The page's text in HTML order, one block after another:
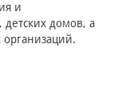
и
домов, а